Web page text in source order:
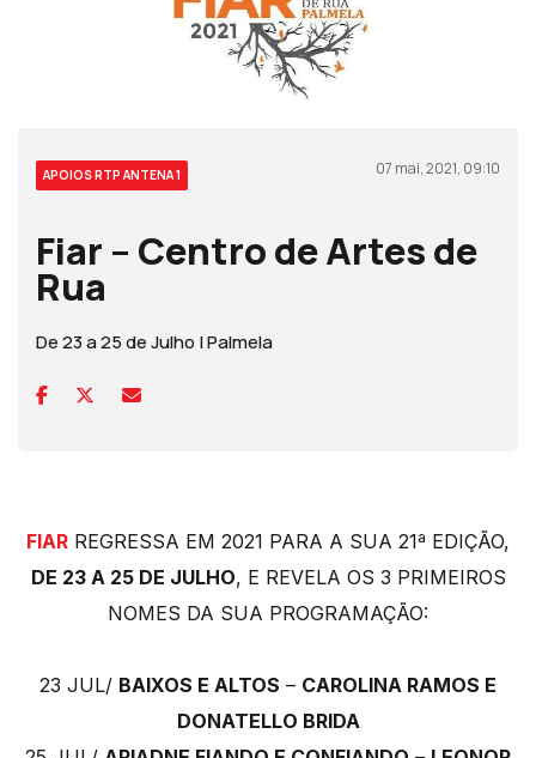
APOIOS RTP ANTENA 1 07 mai, 2021, 09:10
Fiar – Centro de Artes de
Rua
De 23 a 25 de Julho | Palmela
FIAR REGRESSA EM 2021 PARA A SUA 21ª EDIÇÃO,
DE 23 A 25 DE JULHO, E REVELA OS 3 PRIMEIROS
NOMES DA SUA PROGRAMAÇÃO:
23 JUL/ BAIXOS E ALTOS – CAROLINA RAMOS E
DONATELLO BRIDA